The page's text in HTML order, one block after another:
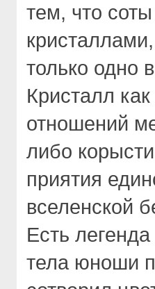
тем, что
только одно
Кристалл
отношений
либо
приятия
вселенской
Есть
тела юноши